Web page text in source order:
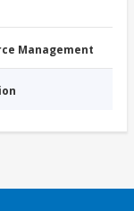
Management